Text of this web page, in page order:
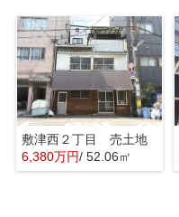
敷津西２丁目 売土地
6,380万円/ 52.06㎡